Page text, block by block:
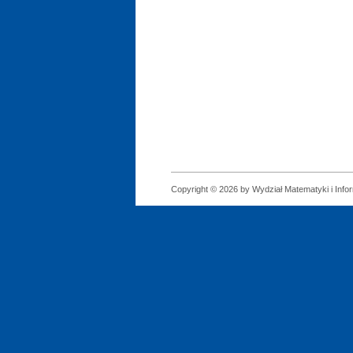
Copyright © 2026 by Wydział Matematyki i